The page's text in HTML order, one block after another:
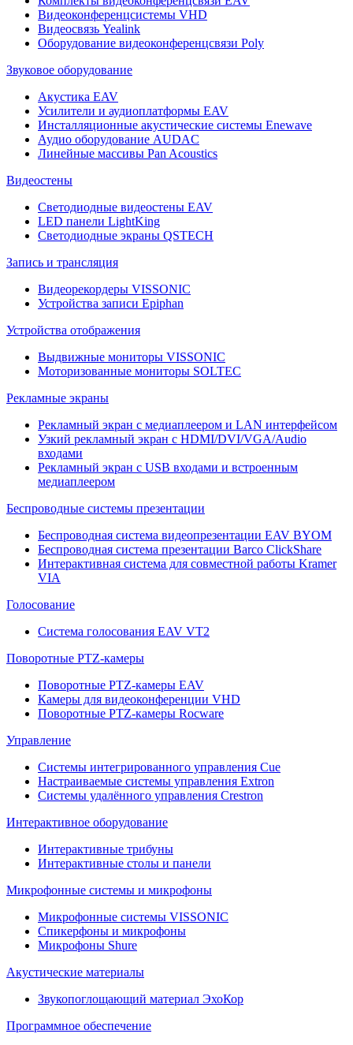
Видеоконференцсистемы VHD
Видеосвязь Yealink
Оборудование видеоконференцсвязи Poly
Звуковое оборудование
Акустика EAV
Усилители и аудиоплатформы EAV
Инсталляционные акустические системы Enewave
Аудио оборудование AUDAC
Линейные массивы Pan Acoustics
Видеостены
Светодиодные видеостены EAV
LED панели LightKing
Светодиодные экраны QSTECH
Запись и трансляция
Видеорекордеры VISSONIC
Устройства записи Epiphan
Устройства отображения
Выдвижные мониторы VISSONIC
Моторизованные мониторы SOLTEC
Рекламные экраны
Рекламный экран с медиаплеером и LAN интерфейсом
Узкий рекламный экран с HDMI/DVI/VGA/Audio
входами
Рекламный экран с USB входами и встроенным
медиаплеером
Беспроводные системы презентации
Беспроводная система видеопрезентации EAV BYOM
Беспроводная система презентации Barco ClickShare
Интерактивная система для совместной работы Kramer
VIA
Голосование
Система голосования EAV VT2
Поворотные PTZ-камеры
Поворотные PTZ-камеры EAV
Камеры для видеоконференции VHD
Поворотные PTZ-камеры Rocware
Управление
Системы интегрированного управления Cue
Настраиваемые системы управления Extron
Системы удалённого управления Crestron
Интерактивное оборудование
Интерактивные трибуны
Интерактивные столы и панели
Микрофонные системы и микрофоны
Микрофонные системы VISSONIC
Спикерфоны и микрофоны
Микрофоны Shure
Акустические материалы
Звукопоглощающий материал ЭхоКор
Программное обеспечение